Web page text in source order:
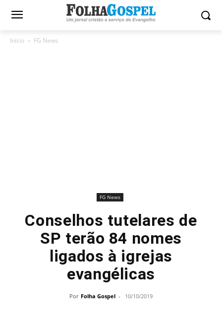
Início FG News
FG News
Conselhos tutelares de
SP terão 84 nomes
ligados à igrejas
evangélicas
Por Folha Gospel - 10/10/2019